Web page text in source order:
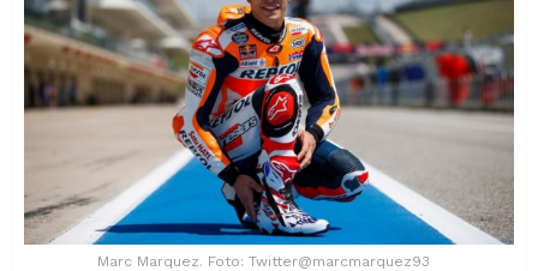
Marc Marquez. Foto: Twitter@marcmarquez93